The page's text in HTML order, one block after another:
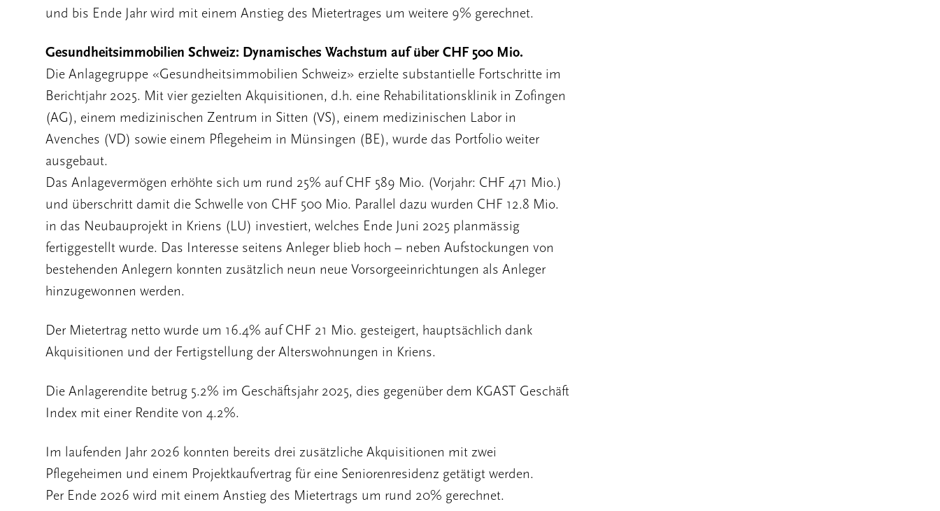
und bis Ende Jahr wird mit einem Anstieg des Mietertrages um weitere 9% gerechnet.
Gesundheitsimmobilien Schweiz: Dynamisches Wachstum auf über CHF 500 Mio.
Die Anlagegruppe «Gesundheitsimmobilien Schweiz» erzielte substantielle Fortschritte im
Berichtjahr 2025. Mit vier gezielten Akquisitionen, d.h. eine Rehabilitationsklinik in Zofingen
(AG), einem medizinischen Zentrum in Sitten (VS), einem medizinischen Labor in
Avenches (VD) sowie einem Pflegeheim in Münsingen (BE), wurde das Portfolio weiter
ausgebaut.
Das Anlagevermögen erhöhte sich um rund 25% auf CHF 589 Mio. (Vorjahr: CHF 471 Mio.)
und überschritt damit die Schwelle von CHF 500 Mio. Parallel dazu wurden CHF 12.8 Mio.
in das Neubauprojekt in Kriens (LU) investiert, welches Ende Juni 2025 planmässig
fertiggestellt wurde. Das Interesse seitens Anleger blieb hoch – neben Aufstockungen von
bestehenden Anlegern konnten zusätzlich neun neue Vorsorgeeinrichtungen als Anleger
hinzugewonnen werden.
Der Mietertrag netto wurde um 16.4% auf CHF 21 Mio. gesteigert, hauptsächlich dank
Akquisitionen und der Fertigstellung der Alterswohnungen in Kriens.
Die Anlagerendite betrug 5.2% im Geschäftsjahr 2025, dies gegenüber dem KGAST Geschäft
Index mit einer Rendite von 4.2%.
Im laufenden Jahr 2026 konnten bereits drei zusätzliche Akquisitionen mit zwei
Pflegeheimen und einem Projektkaufvertrag für eine Seniorenresidenz getätigt werden.
Per Ende 2026 wird mit einem Anstieg des Mietertrags um rund 20% gerechnet.